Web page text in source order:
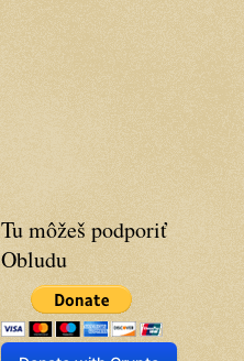
Tu môžeš podporiť
Obludu